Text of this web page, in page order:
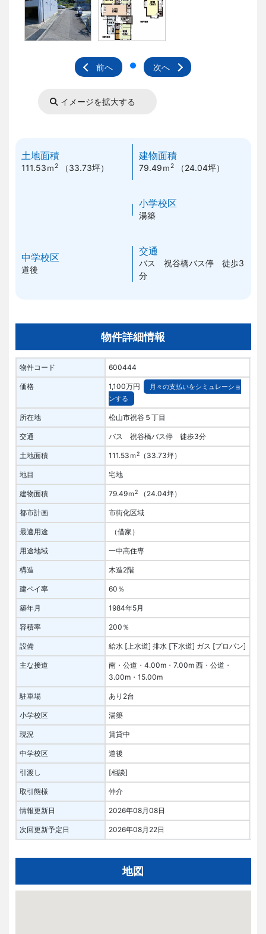
前へ 次へ
イメージを拡大する
土地面積
111.53ｍ2（33.73坪）
建物面積
79.49ｍ2 （24.04坪）
小学校区
湯築
中学校区
道後
交通
バス 祝谷橋バス停 徒歩3
分
物件詳細情報
物件コード 600444
価格 1,100万円
月々の支払いをシミュレーショ
ンする
所在地 松山市祝谷５丁目
交通 バス 祝谷橋バス停 徒歩3分
土地面積 111.53ｍ2（33.73坪）
地目 宅地
建物面積 79.49ｍ2（24.04坪）
都市計画 市街化区域
最適用途 （借家）
用途地域 一中高住専
構造 木造2階
建ペイ率 60％
築年月 1984年5月
容積率 200％
設備 給水 [上水道] 排水 [下水道] ガス [プロパン]
主な接道 南・公道・4.00m・7.00m 西・公道・
3.00m・15.00m
駐車場 あり2台
小学校区 湯築
現況 賃貸中
中学校区 道後
引渡し [相談]
取引態様 仲介
情報更新日 2026年08月08日
次回更新予定日 2026年08月22日
地図